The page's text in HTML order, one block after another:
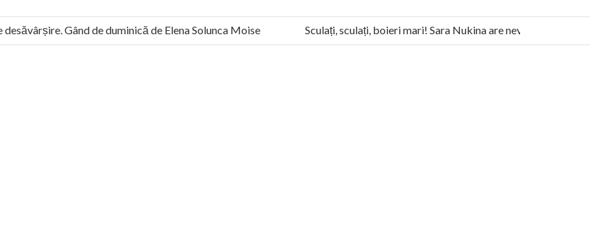
Gând de duminică de Elena Solunca Moise
Sculați, sculați, boieri mari! Sara Nukina are nevoie de ajutorul
sunt slavi, nu latini”. Fostul agent ceaușist de la Humanitas militează pentru federalizarea României